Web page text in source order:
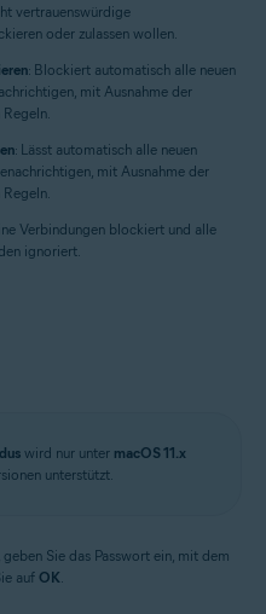
vertrauenswürdige
oder zulassen wollen.
: Blockiert automatisch alle neuen
mit Ausnahme der
: Lässt automatisch alle neuen
mit Ausnahme der
Verbindungen blockiert und alle
ignoriert.
wird nur unter macOS 11.x
unterstützt.
Sie das Passwort ein, mit dem
auf OK